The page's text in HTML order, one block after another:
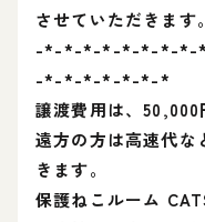
させていただきます。
-*-*-*-*-*-*-*-
-*-*-*-*-*-*-*
譲渡費用は、50,000
遠方の方は高速代な
きます。
保護ねこルーム